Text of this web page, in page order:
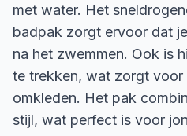
met water. Het
badpak zorgt ervoor dat
na het zwemmen. Ook is
te trekken, wat zorgt voor
omkleden. Het pak
stijl, wat perfect is voor